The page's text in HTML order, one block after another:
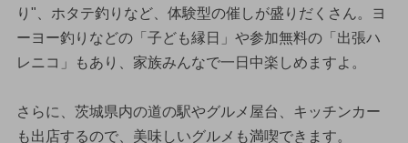
り"、ホタテ釣りなど、体験型の催しが盛りだくさん。ヨ
ーヨー釣りなどの「子ども縁日」や参加無料の「出張ハ
レニコ」もあり、家族みんなで一日中楽しめますよ。
さらに、茨城県内の道の駅やグルメ屋台、キッチンカー
も出店するので、美味しいグルメも満喫できます。